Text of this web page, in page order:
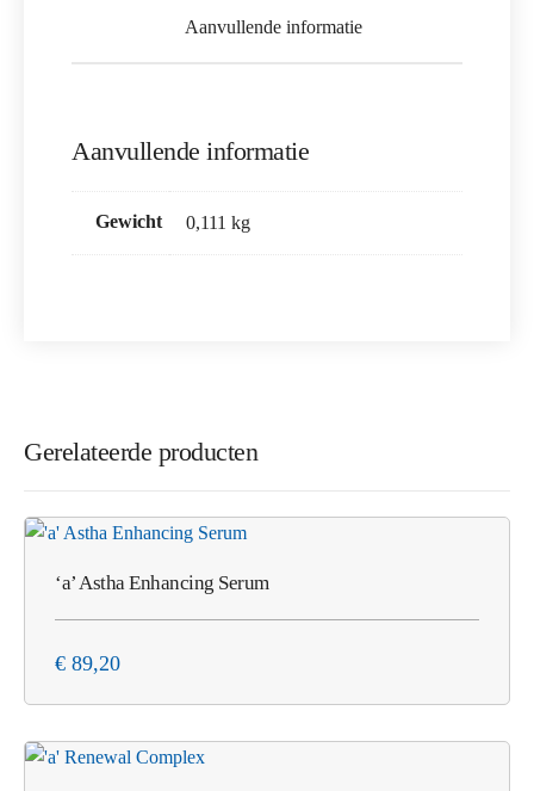
Aanvullende informatie
Aanvullende informatie
Gewicht 0,111 kg
Gerelateerde producten
‘a’ Astha Enhancing Serum
€ 89,20